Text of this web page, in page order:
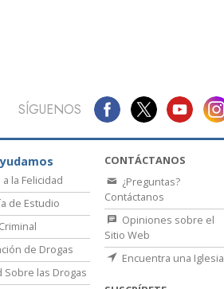
SÍGUENOS
a la Felicidad
de Estudio
de Drogas
Sobre las Drogas
CONTÁCTANOS
¿Preguntas?
Contáctanos
Opiniones sobre el
Sitio Web
Encuentra una Iglesia